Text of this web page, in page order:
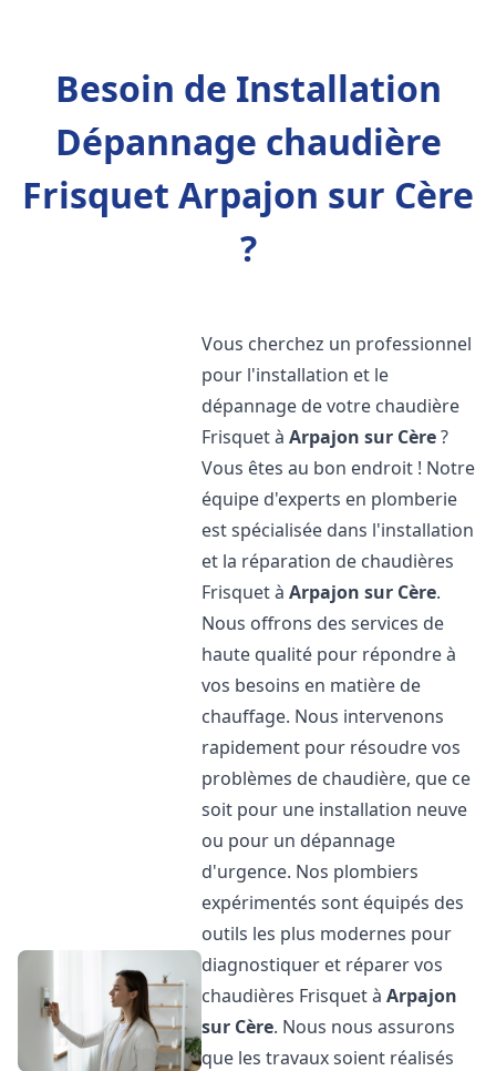
Besoin de Installation
Dépannage chaudière
Frisquet Arpajon sur Cère
?
Vous cherchez un professionnel
pour l'installation et le
dépannage de votre chaudière
Frisquet àArpajon sur Cère?
Vous êtes au bon endroit ! Notre
équipe d'experts en plomberie
est spécialisée dans l'installation
et la réparation de chaudières
Frisquet àArpajon sur Cère.
Nous offrons des services de
haute qualité pour répondre à
vos besoins en matière de
chauffage. Nous intervenons
rapidement pour résoudre vos
problèmes de chaudière, que ce
soit pour une installation neuve
ou pour un dépannage
d'urgence. Nos plombiers
expérimentés sont équipés des
outils les plus modernes pour
diagnostiquer et réparer vos
chaudières Frisquet àArpajon
sur Cère. Nous nous assurons
que les travaux soient réalisés